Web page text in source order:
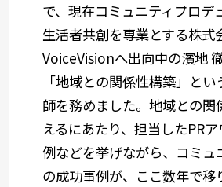
で、現在コミュニティプロデ
生活者共創を専業とする株式
VoiceVisionへ出向中の濱地
「地域との関係性構築」と
師を務めました。地域との関
えるにあたり、担当したPR
例などを挙げながら、コミュ
の成功事例が、ここ数年で移
サービスメニューから選ぶ
業種から選ぶ